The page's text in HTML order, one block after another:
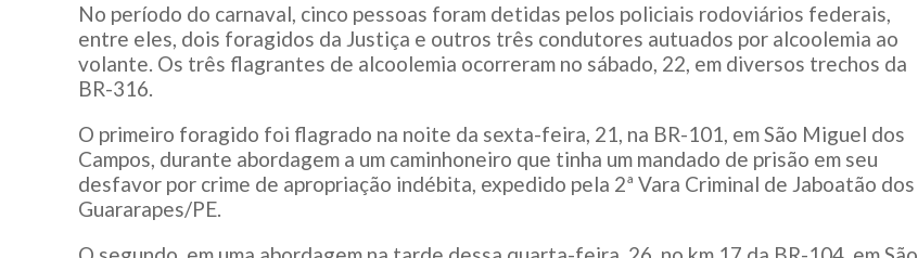
No período do carnaval, cinco pessoas foram detidas pelos policiais rodoviários federais,
entre eles, dois foragidos da Justiça e outros três condutores autuados por alcoolemia ao
volante. Os três flagrantes de alcoolemia ocorreram no sábado, 22, em diversos trechos da
BR-316.
O primeiro foragido foi flagrado na noite da sexta-feira, 21, na BR-101, em São Miguel dos
Campos, durante abordagem a um caminhoneiro que tinha um mandado de prisão em seu
desfavor por crime de apropriação indébita, expedido pela 2ª Vara Criminal de Jaboatão dos
Guararapes/PE.